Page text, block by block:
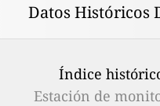
Datos Históricos
Índice
Estación de